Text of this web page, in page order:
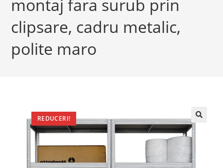
montaj fara surub prin
clipsare, cadru metalic,
polite maro
REDUCERI!